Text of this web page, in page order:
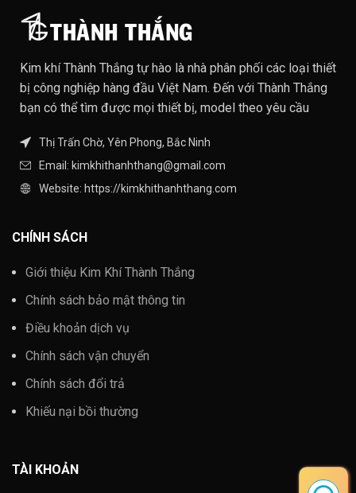
Kim khí Thành Thắng tự hào là nhà phân phối các loại thiết
bị công nghiệp hàng đầu Việt Nam. Đến với Thành Thắng
bạn có thể tìm được mọi thiết bị, model theo yêu cầu
Thị Trấn Chờ, Yên Phong, Bắc Ninh
Email: kimkhithanhthang@gmail.com
Website: https://kimkhithanhthang.com
CHÍNH SÁCH
Giới thiệu Kim Khí Thành Thắng
Chính sách bảo mật thông tin
Điều khoản dịch vụ
Chính sách vận chuyển
Chính sách đổi trả
Khiếu nại bồi thường
TÀI KHOẢN